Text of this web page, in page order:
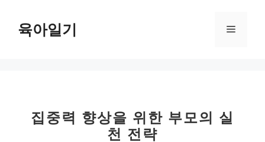
육아일기 메
집중력 향상을 위한 부모의 실
천 전략